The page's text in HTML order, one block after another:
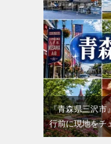
『青森県三沢市
行前に現地をチ